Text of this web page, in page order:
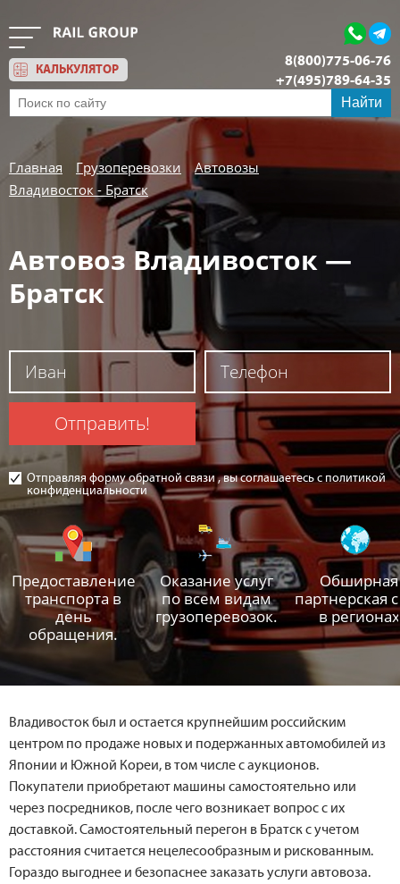
Найти
КАЛЬКУЛЯТОР
8(800)775-06-76
+7(495)789-64-35
Обратный звонок
Главная Грузоперевозки
Автовозы
Владивосток - Братск
Автовоз Владивосток —
Братск
Отправить!
Отправляя форму обратной связи , вы соглашаетесь с политикой
конфиденциальности
Предоставление
транспорта в
день
обращения.
Оказание услуг
по всем видам
грузоперевозок.
Обширная
партнерская
в регионах
Владивосток был и остается крупнейшим российским
центром по продаже новых и подержанных автомобилей из
Японии и Южной Кореи, в том числе с аукционов.
Покупатели приобретают машины самостоятельно или
через посредников, после чего возникает вопрос с их
доставкой. Самостоятельный перегон в Братск с учетом
расстояния считается нецелесообразным и рискованным.
Гораздо выгоднее и безопаснее заказать услуги автовоза.